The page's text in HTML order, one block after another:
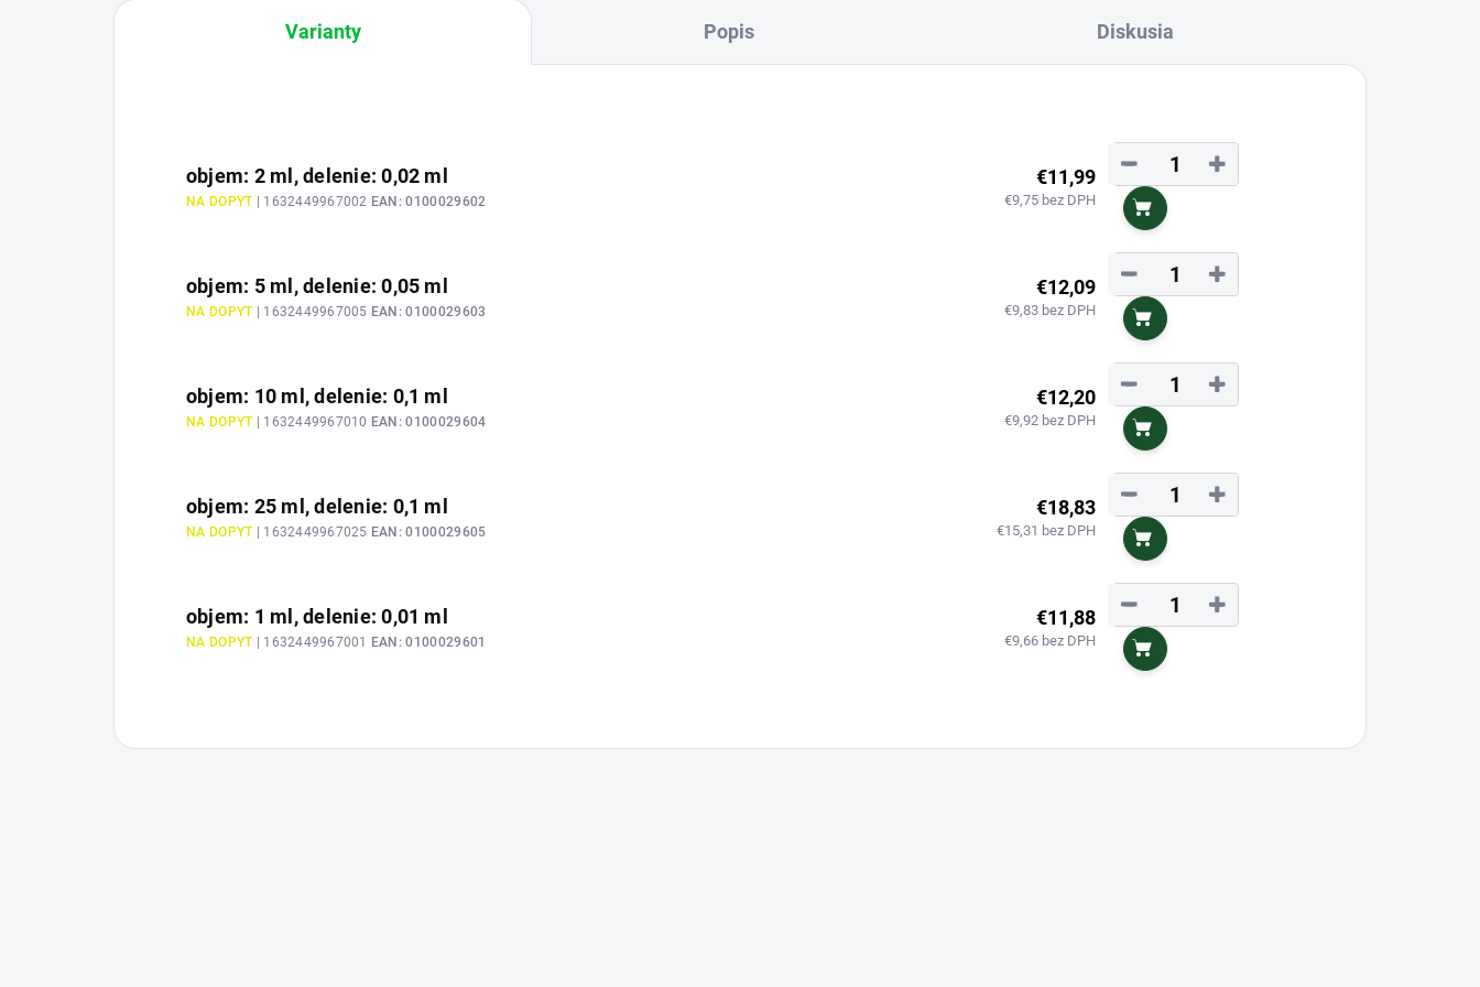
Varianty Popis Diskusia
objem: 2 ml, delenie: 0,02 ml
NA DOPYT | 1632449967002 EAN: 0100029602
€11,99
€9,75 bez DPH
+
−
Do košíka
objem: 5 ml, delenie: 0,05 ml
NA DOPYT | 1632449967005 EAN: 0100029603
€12,09
€9,83 bez DPH
+
−
Do košíka
objem: 10 ml, delenie: 0,1 ml
NA DOPYT | 1632449967010 EAN: 0100029604
€12,20
€9,92 bez DPH
+
−
Do košíka
objem: 25 ml, delenie: 0,1 ml
NA DOPYT | 1632449967025 EAN: 0100029605
€18,83
€15,31 bez DPH
+
−
Do košíka
objem: 1 ml, delenie: 0,01 ml
NA DOPYT | 1632449967001 EAN: 0100029601
€11,88
€9,66 bez DPH
+
−
Do košíka